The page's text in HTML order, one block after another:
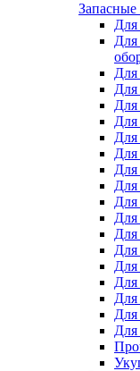
Запасные
Для
Для
Для
Для
Для
Для
Для
Для
Для
Для
Для
Для
Для
Для
Для
Для
Для
Для